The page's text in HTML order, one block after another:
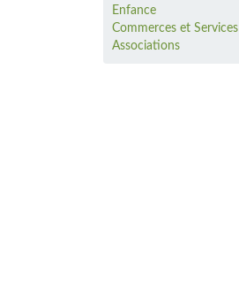
Enfance
Commerces et Services
Associations